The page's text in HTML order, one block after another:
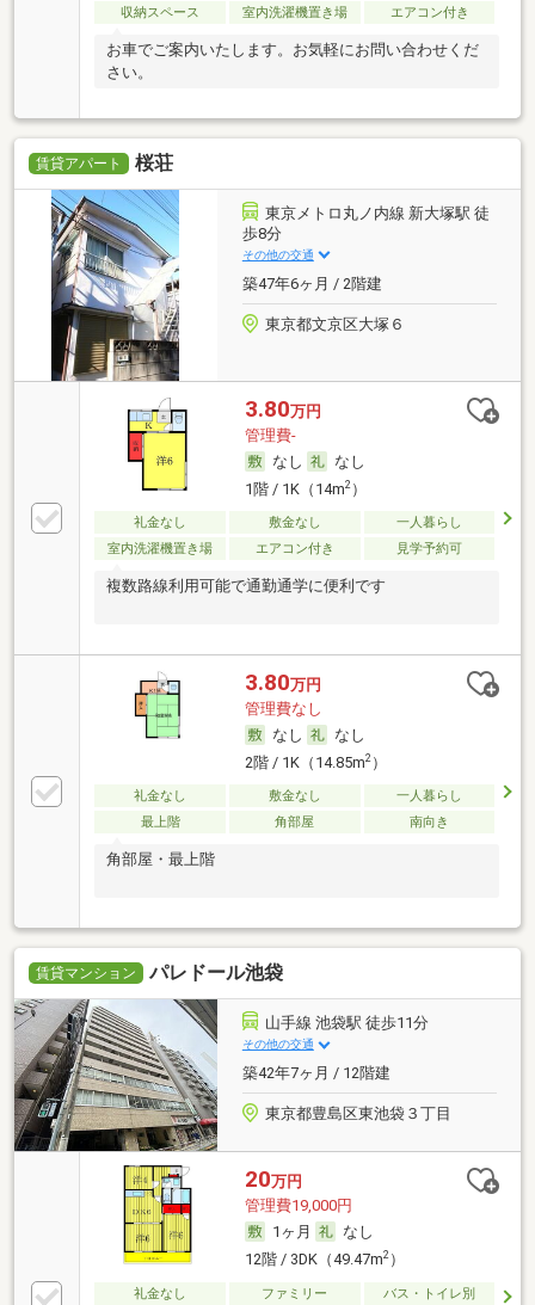
収納スペース
室内洗濯機置き場 エアコン付き
お車でご案内いたします。お気軽にお問い合わせくだ
さい。
賃貸アパート 桜荘
東京メトロ丸ノ内線 新大塚駅 徒
歩8分
その他の交通
築47年6ヶ月 / 2階建
東京都文京区大塚６
3.80万円
管理費-
なし
なし
1階 / 1K（14m2）
礼金なし 敷金なし
一人暮らし
室内洗濯機置き場
エアコン付き 見学予約可
複数路線利用可能で通勤通学に便利です
3.80万円
管理費なし
なし
なし
2階 / 1K（14.85m2）
礼金なし 敷金なし
一人暮らし
最上階
角部屋 南向き
角部屋・最上階
賃貸マンション パレドール池袋
山手線 池袋駅 徒歩11分
その他の交通
築42年7ヶ月 / 12階建
東京都豊島区東池袋３丁目
20万円
管理費19,000円
1ヶ月
なし
12階 / 3DK（49.47m2）
礼金なし ファミリー バス・トイレ別